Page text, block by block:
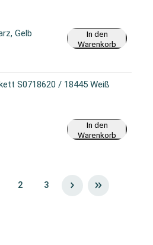
Gelb
In den
Warenkorb
S0718620 / 18445 Weiß
In den
Warenkorb
2 3